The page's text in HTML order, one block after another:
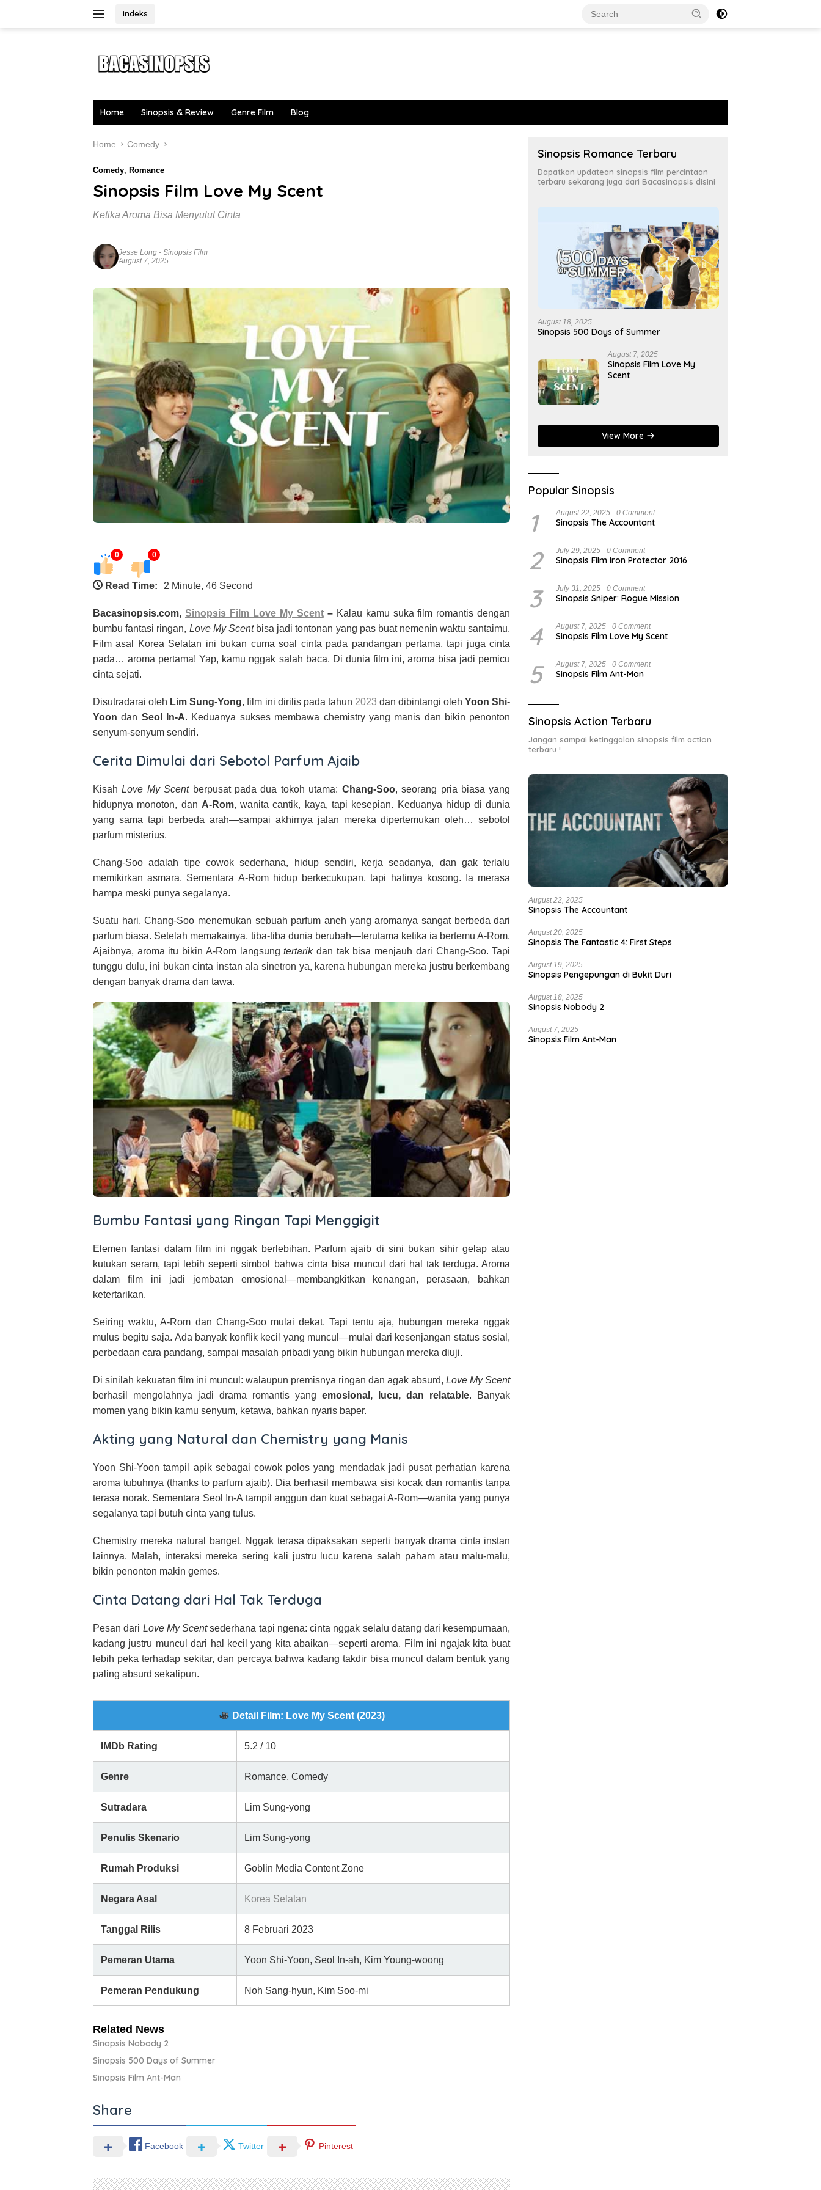
Indeks
Home Sinopsis & Review Genre Film Blog
Home Comedy
Comedy, Romance
Sinopsis Film Love My Scent
Ketika Aroma Bisa Menyulut Cinta
Jesse Long - Sinopsis Film
August 7, 2025
0 0
Read Time: 2 Minute, 46 Second
Bacasinopsis.com, Sinopsis Film Love My Scent– Kalau kamu suka film romantis dengan
bumbu fantasi ringan, Love My Scentbisa jadi tontonan yang pas buat nemenin waktu santaimu.
Film asal Korea Selatan ini bukan cuma soal cinta pada pandangan pertama, tapi juga cinta
pada… aroma pertama! Yap, kamu nggak salah baca. Di dunia film ini, aroma bisa jadi pemicu
cinta sejati.
Disutradarai oleh Lim Sung-Yong, film ini dirilis pada tahun 2023 dan dibintangi olehYoon Shi-
Yoon dan Seol In-A. Keduanya sukses membawa chemistry yang manis dan bikin penonton
senyum-senyum sendiri.
Cerita Dimulai dari Sebotol Parfum Ajaib
KisahLove My Scentberpusat pada dua tokoh utama: Chang-Soo, seorang pria biasa yang
hidupnya monoton, dan A-Rom, wanita cantik, kaya, tapi kesepian. Keduanya hidup di dunia
yang sama tapi berbeda arah—sampai akhirnya jalan mereka dipertemukan oleh… sebotol
parfum misterius.
Chang-Soo adalah tipe cowok sederhana, hidup sendiri, kerja seadanya, dan gak terlalu
memikirkan asmara. Sementara A-Rom hidup berkecukupan, tapi hatinya kosong. Ia merasa
hampa meski punya segalanya.
Suatu hari, Chang-Soo menemukan sebuah parfum aneh yang aromanya sangat berbeda dari
parfum biasa. Setelah memakainya, tiba-tiba dunia berubah—terutama ketika ia bertemu A-Rom.
Ajaibnya, aroma itu bikin A-Rom langsungtertarikdan tak bisa menjauh dari Chang-Soo. Tapi
tunggu dulu, ini bukan cinta instan ala sinetron ya, karena hubungan mereka justru berkembang
dengan banyak drama dan tawa.
Bumbu Fantasi yang Ringan Tapi Menggigit
Elemen fantasi dalam film ini nggak berlebihan. Parfum ajaib di sini bukan sihir gelap atau
kutukan seram, tapi lebih seperti simbol bahwa cinta bisa muncul dari hal tak terduga. Aroma
dalam film ini jadi jembatan emosional—membangkitkan kenangan, perasaan, bahkan
ketertarikan.
Seiring waktu, A-Rom dan Chang-Soo mulai dekat. Tapi tentu aja, hubungan mereka nggak
mulus begitu saja. Ada banyak konflik kecil yang muncul—mulai dari kesenjangan status sosial,
perbedaan cara pandang, sampai masalah pribadi yang bikin hubungan mereka diuji.
Di sinilah kekuatan film ini muncul: walaupun premisnya ringan dan agak absurd,Love My Scent
berhasil mengolahnya jadi drama romantis yangemosional, lucu, dan relatable. Banyak
momen yang bikin kamu senyum, ketawa, bahkan nyaris baper.
Akting yang Natural dan Chemistry yang Manis
Yoon Shi-Yoon tampil apik sebagai cowok polos yang mendadak jadi pusat perhatian karena
aroma tubuhnya (thanks to parfum ajaib). Dia berhasil membawa sisi kocak dan romantis tanpa
terasa norak. Sementara Seol In-A tampil anggun dan kuat sebagai A-Rom—wanita yang punya
segalanya tapi butuh cinta yang tulus.
Chemistry mereka natural banget. Nggak terasa dipaksakan seperti banyak drama cinta instan
lainnya. Malah, interaksi mereka sering kali justru lucu karena salah paham atau malu-malu,
bikin penonton makin gemes.
Cinta Datang dari Hal Tak Terduga
Pesan dari Love My Scentsederhana tapi ngena: cinta nggak selalu datang dari kesempurnaan,
kadang justru muncul dari hal kecil yang kita abaikan—seperti aroma. Film ini ngajak kita buat
lebih peka terhadap sekitar, dan percaya bahwa kadang takdir bisa muncul dalam bentuk yang
paling absurd sekalipun.
Detail Film: Love My Scent (2023)
IMDb Rating 5.2 / 10
Genre Romance, Comedy
Sutradara Lim Sung-yong
Penulis Skenario Lim Sung-yong
Rumah Produksi Goblin Media Content Zone
Negara Asal Korea Selatan
Tanggal Rilis 8 Februari 2023
Pemeran Utama Yoon Shi-Yoon, Seol In-ah, Kim Young-woong
Pemeran Pendukung Noh Sang-hyun, Kim Soo-mi
Related News
Sinopsis Nobody 2
Sinopsis 500 Days of Summer
Sinopsis Film Ant-Man
Share
Facebook Twitter Pinterest
Sinopsis Romance Terbaru
Dapatkan updatean sinopsis film percintaan
terbaru sekarang juga dari Bacasinopsis disini
August 18, 2025
Sinopsis 500 Days of Summer
August 7, 2025
Sinopsis Film Love My
Scent
View More
Popular Sinopsis
1 August 22, 2025 0 Comment
Sinopsis The Accountant
2 July 29, 2025 0 Comment
Sinopsis Film Iron Protector 2016
3 July 31, 2025 0 Comment
Sinopsis Sniper: Rogue Mission
4 August 7, 2025 0 Comment
Sinopsis Film Love My Scent
5 August 7, 2025 0 Comment
Sinopsis Film Ant-Man
Sinopsis Action Terbaru
Jangan sampai ketinggalan sinopsis film action
terbaru !
August 22, 2025
Sinopsis The Accountant
August 20, 2025
Sinopsis The Fantastic 4: First Steps
August 19, 2025
Sinopsis Pengepungan di Bukit Duri
August 18, 2025
Sinopsis Nobody 2
August 7, 2025
Sinopsis Film Ant-Man